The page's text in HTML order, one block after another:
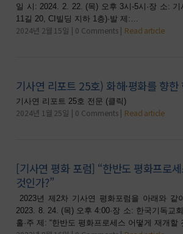
일 시: 2024. 2. 22. (목) 오후 3시-5시·장 소:
11길 20, CI빌딩 지하 1층)·발 제:…
2024년 2월 15일 0 Comments Read article
기사연 리포트 25호) 화해·평화를 향한
기사연 리포트 25호 전문 (클릭)
2024년 1월 25일 0 Comments Read article
[기사연 평화 포럼] “한반도 평화프로
것인가?”
2023년 제2차 기사연 평화포럼을 아래와 같
2023. 8. 24. (목) 오후 4:00·장 소: 한국기독교
홀·주 제: “한반도 평화프로세스 어떻게 재개할